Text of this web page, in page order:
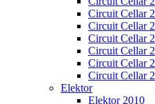
Circuit Cellar
Circuit Cellar
Circuit Cellar
Circuit Cellar
Circuit Cellar
Circuit Cellar
Elektor
Elektor 2010